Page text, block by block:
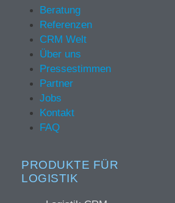
Beratung
Referenzen
CRM Welt
Über uns
Pressestimmen
Partner
Jobs
Kontakt
FAQ
PRODUKTE FÜR
LOGISTIK